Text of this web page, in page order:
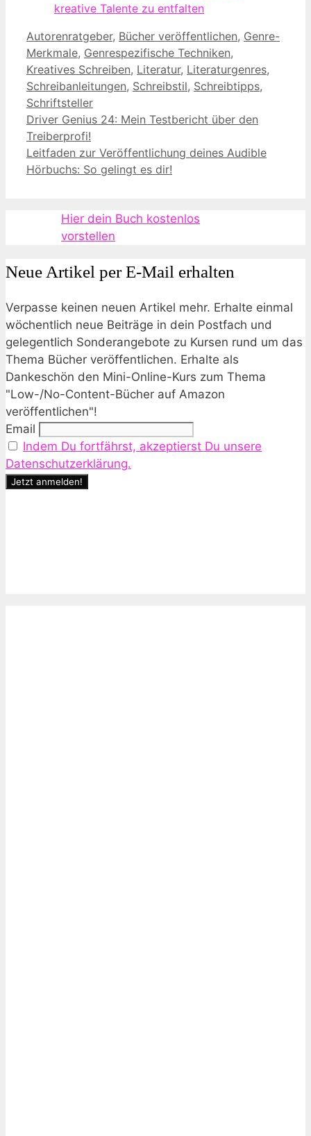
kreative Talente zu entfalten
Kategorien
Autorenratgeber, Bücher veröffentlichen, Genre-
Merkmale, Genrespezifische Techniken,
Kreatives Schreiben, Literatur, Literaturgenres,
Schreibanleitungen, Schreibstil, Schreibtipps,
Schriftsteller
Driver Genius 24: Mein Testbericht über den
Treiberprofi!
Leitfaden zur Veröffentlichung deines Audible
Hörbuchs: So gelingt es dir!
Hier dein Buch kostenlos
vorstellen
Neue Artikel per E-Mail erhalten
Verpasse keinen neuen Artikel mehr. Erhalte einmal
wöchentlich neue Beiträge in dein Postfach und
gelegentlich Sonderangebote zu Kursen rund um das
Thema Bücher veröffentlichen. Erhalte als
Dankeschön den Mini-Online-Kurs zum Thema
"Low-/No-Content-Bücher auf Amazon
veröffentlichen"!
Email
Indem Du fortfährst, akzeptierst Du unsere
Datenschutzerklärung.